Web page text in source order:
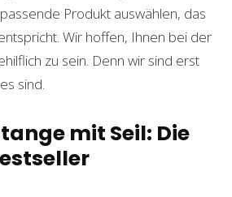
Produkt auswählen, das
Wir hoffen, Ihnen bei der
zu sein. Denn wir sind erst
sind.
mit Seil: Die